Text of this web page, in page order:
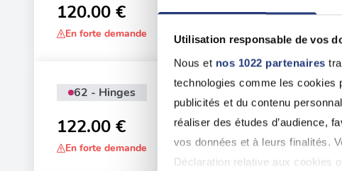
Utilisation responsable de vos
Nous et nos 1022 partenaires
technologies comme les cookies
publicités et du contenu
réaliser des études d’audience,
vos données et à leurs finalités.
Déclaration relative aux cookies
120.00 €
En forte demande
62 - Hinges
122.00 €
En forte demande
Adresse
164